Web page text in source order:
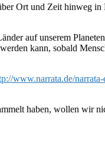
Ort und Zeit hinweg
auf unserem
kann, sobald
www.narrata.de/
haben, wollen wir